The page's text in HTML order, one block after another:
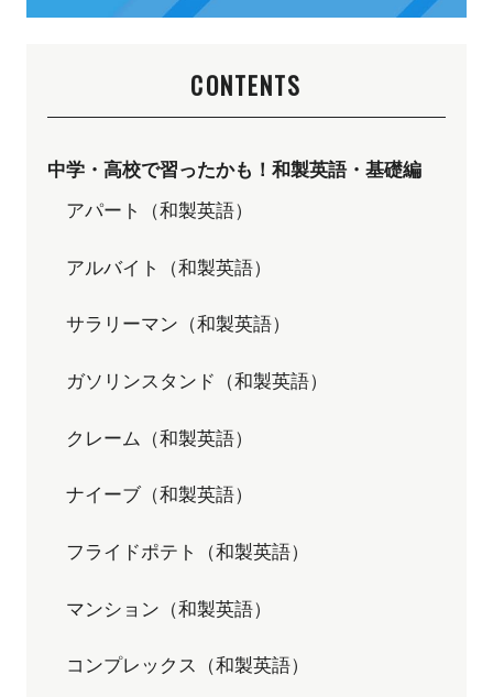
CONTENTS
中学・高校で習ったかも！和製英語・基礎編
アパート（和製英語）
アルバイト（和製英語）
サラリーマン（和製英語）
ガソリンスタンド（和製英語）
クレーム（和製英語）
ナイーブ（和製英語）
フライドポテト（和製英語）
マンション（和製英語）
コンプレックス（和製英語）